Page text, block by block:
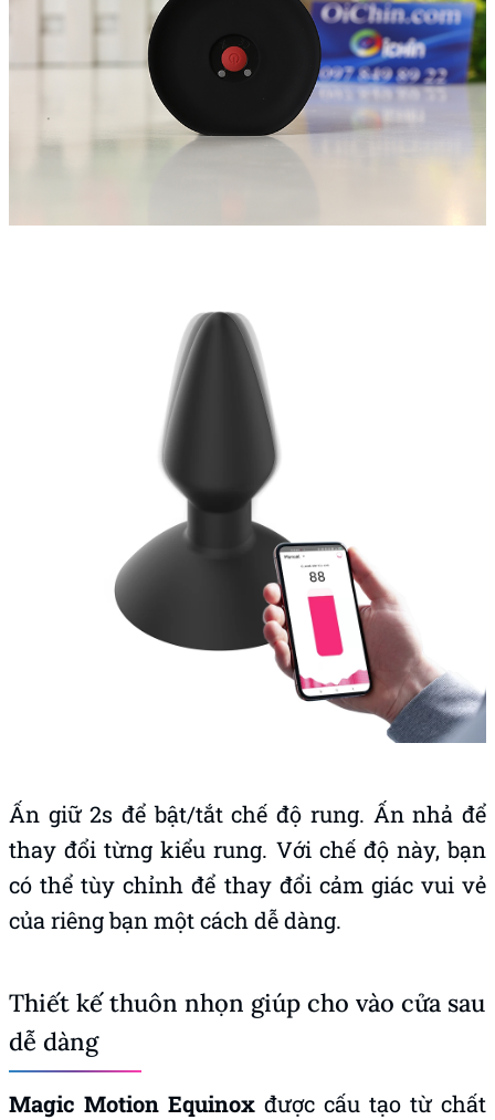
Ấn giữ 2s để bật/tắt chế độ rung. Ấn nhả để
thay đổi từng kiểu rung. Với chế độ này, bạn
có thể tùy chỉnh để thay đổi cảm giác vui vẻ
của riêng bạn một cách dễ dàng.
Thiết kế thuôn nhọn giúp cho vào cửa sau
dễ dàng
Magic Motion Equinox được cấu tạo từ chất